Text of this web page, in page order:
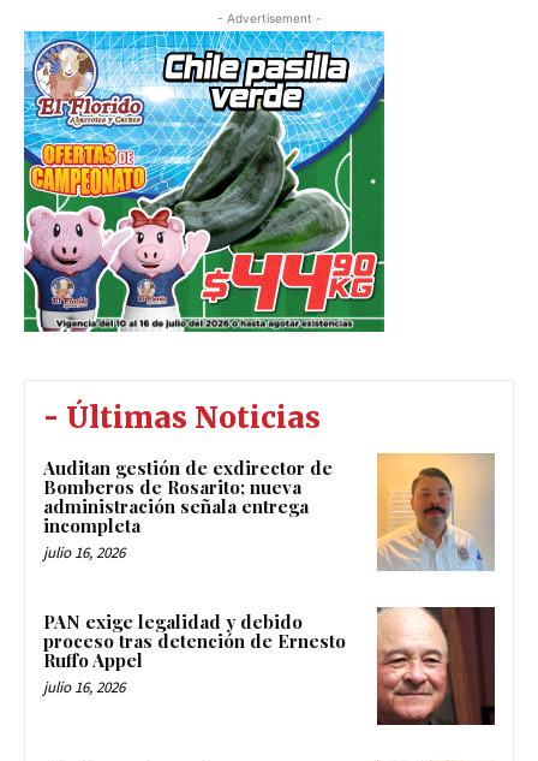
- Advertisement -
- Últimas Noticias
Auditan gestión de exdirector de
Bomberos de Rosarito; nueva
administración señala entrega
incompleta
julio 16, 2026
PAN exige legalidad y debido
proceso tras detención de Ernesto
Ruffo Appel
julio 16, 2026